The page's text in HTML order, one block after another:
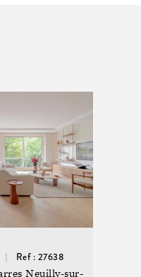
Ref : 27638
Neuilly-sur-